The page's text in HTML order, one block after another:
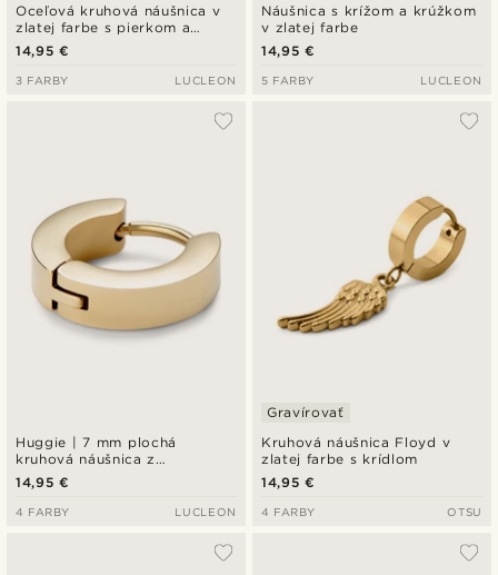
Oceľová kruhová náušnica v
zlatej farbe s pierkom a
retiazkou
14,95 €
3 FARBY LUCLEON
Náušnica s krížom a krúžkom
v zlatej farbe
14,95 €
5 FARBY LUCLEON
Huggie | 7 mm plochá
kruhová náušnica z
nehrdzavejúcej ocele v zlatej
farbe
14,95 €
4 FARBY LUCLEON
Kruhová náušnica Floyd v
zlatej farbe s krídlom
Gravírovať
14,95 €
4 FARBY OTSU